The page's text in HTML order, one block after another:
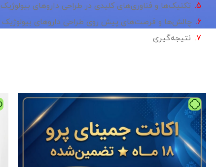
تکنیک‌ها و فناوری‌های کلیدی در طراحی داروهای بیولوژیک
چالش‌ها و فرصت‌های پیش روی طراحی داروهای بیولوژیک
نتیجه‌گیری